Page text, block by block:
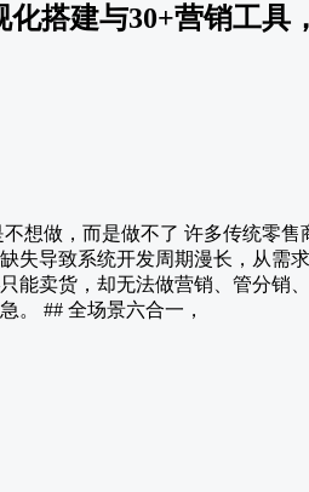
化搭建与30+营销工
想做，而是做不了 许多传统零
失导致系统开发周期漫长，从需
卖货，却无法做营销、管分销
。 ## 全场景六合一，